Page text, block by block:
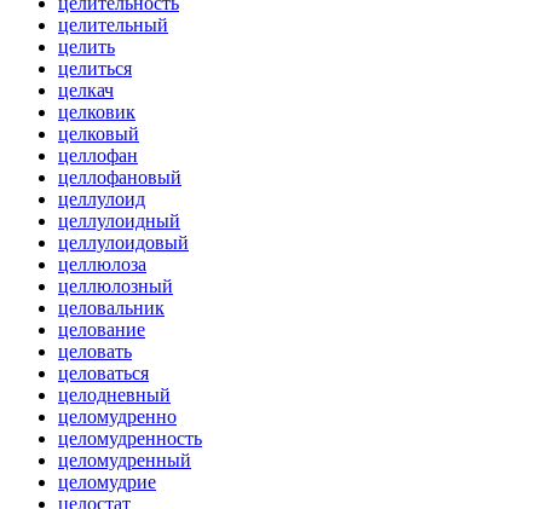
целительный
целить
целиться
целкач
целковик
целковый
целлофан
целлофановый
целлулоид
целлулоидный
целлулоидовый
целлюлоза
целлюлозный
целовальник
целование
целовать
целоваться
целодневный
целомудренно
целомудренность
целомудренный
целомудрие
целостат